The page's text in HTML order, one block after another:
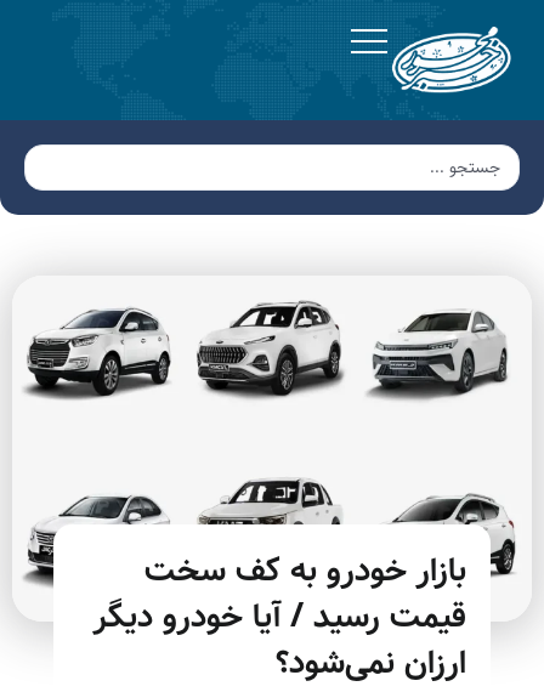
بازار خودرو به کف سخت
قیمت رسید / آیا خودرو دیگر
ارزان نمی‌شود؟